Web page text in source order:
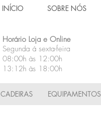
INÍCIO SOBRE NÓS
Horário Loja e Online
Segunda á sexta-feira
08:00h às 12:00h
13:12h às 18:00h
CADEIRAS EQUIPAMENTOS